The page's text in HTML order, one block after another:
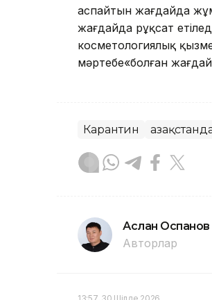
аспайтын жағдайда
жағдайда рұқсат
косметологиялық
мәртебе«болған
Карантин
Аслан Оспанов
Авторлар